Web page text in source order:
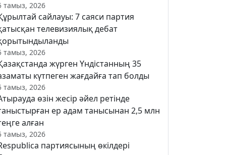
тамыз, 2026
сайлауы: 7 саяси партия
телевизиялық дебат
тамыз, 2026
жүрген Үндістанның 35
күтпеген жағдайға тап болды
тамыз, 2026
өзін жесір әйел ретінде
ер адам танысынан 2,5 млн
алған
тамыз, 2026
партиясының өкілдері